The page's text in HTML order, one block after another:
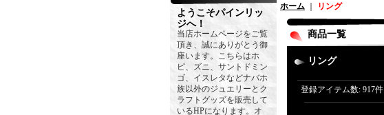
ようこそパインリッ
ジへ！
当店ホームページをご覧
頂き、誠にありがとう御
座います。こちらはホ
ピ、ズニ、サントドミン
ゴ、イスレタなどナバホ
族以外のジュエリーとク
ラフトグッズを販売して
いるHPになります。オ
ホーム リング
商品一覧
リング
登録アイテム数: 917件